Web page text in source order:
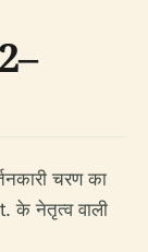
चरण का
के नेतृत्व वाली